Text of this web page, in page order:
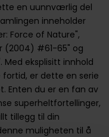
en uunnværlig del
inneholder
Force of Nature",
(2004) #61-65" og
Med eksplisitt innhold
fortid, er dette en serie
Enten du er en fan av
superheltfortellinger,
tillegg til din
muligheten til å